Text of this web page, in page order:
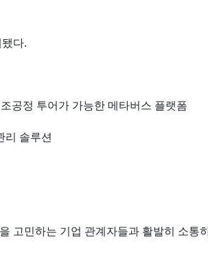
다.
공정 투어가 가능한 메타버스 플랫폼
리 솔루션
고민하는 기업 관계자들과 활발히 소통